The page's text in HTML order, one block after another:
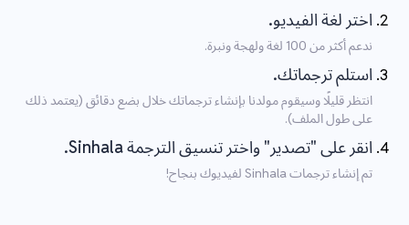
اختر لغة الفيديو.
ندعم أكثر من 100 لغة ولهجة ونبرة.
استلم ترجماتك.
انتظر قليلًا وسيقوم مولدنا بإنشاء ترجماتك خلال بضع دقائق (يعتمد ذلك
على طول الملف).
انقر على "تصدير" واختر تنسيق الترجمة Sinhala.
تم إنشاء ترجمات Sinhala لفيديوك بنجاح!